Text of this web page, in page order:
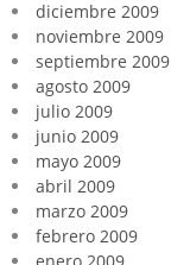
diciembre 2009
noviembre 2009
septiembre 2009
agosto 2009
julio 2009
junio 2009
mayo 2009
abril 2009
marzo 2009
febrero 2009